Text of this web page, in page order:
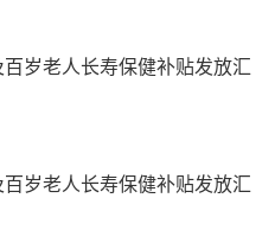
岁老人长寿保健补贴发放汇
岁老人长寿保健补贴发放汇